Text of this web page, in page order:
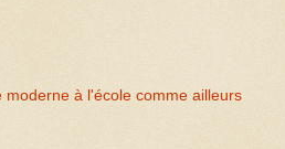
à l'école comme ailleurs